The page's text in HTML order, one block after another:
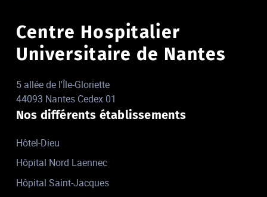
Centre Hospitalier
Universitaire de Nantes
5 allée de l'Île-Gloriette
44093 Nantes Cedex 01
Nos différents établissements
Hôtel-Dieu
Hôpital Nord Laennec
Hôpital Saint-Jacques